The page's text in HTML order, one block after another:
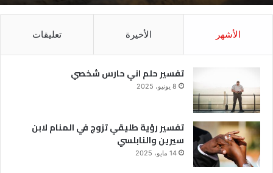
الأشهر الأخيرة تعليقات
تفسير حلم اني حارس شخصي
8 يونيو، 2025
تفسير رؤية طليقي تزوج في المنام لابن
سيرين والنابلسي
14 مايو، 2025